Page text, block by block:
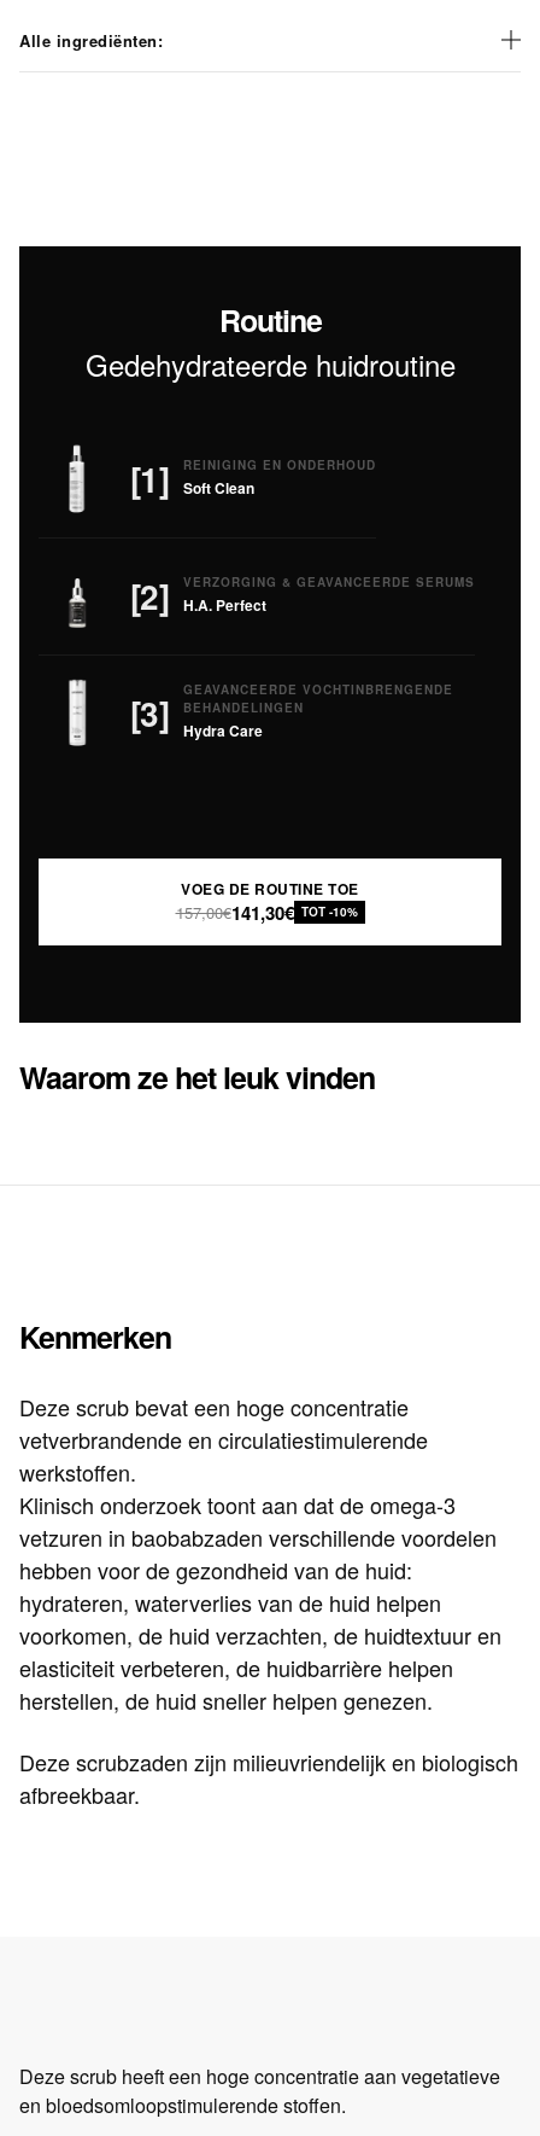
Alle ingrediënten:
Routine
Gedehydrateerde huidroutine
[1] REINIGING EN ONDERHOUD
Soft Clean
[2] VERZORGING & GEAVANCEERDE SERUMS
H.A. Perfect
[3]
GEAVANCEERDE VOCHTINBRENGENDE
BEHANDELINGEN
Hydra Care
VOEG DE ROUTINE TOE
157,00€141,30€ TOT -10%
Waarom ze het leuk vinden
Kenmerken
Deze scrub bevat een hoge concentratie
vetverbrandende en circulatiestimulerende
werkstoffen.
Klinisch onderzoek toont aan dat de omega-3
vetzuren in baobabzaden verschillende voordelen
hebben voor de gezondheid van de huid:
hydrateren, waterverlies van de huid helpen
voorkomen, de huid verzachten, de huidtextuur en
elasticiteit verbeteren, de huidbarrière helpen
herstellen, de huid sneller helpen genezen.
Deze scrubzaden zijn milieuvriendelijk en biologisch
afbreekbaar.
Deze scrub heeft een hoge concentratie aan vegetatieve
en bloedsomloopstimulerende stoffen.